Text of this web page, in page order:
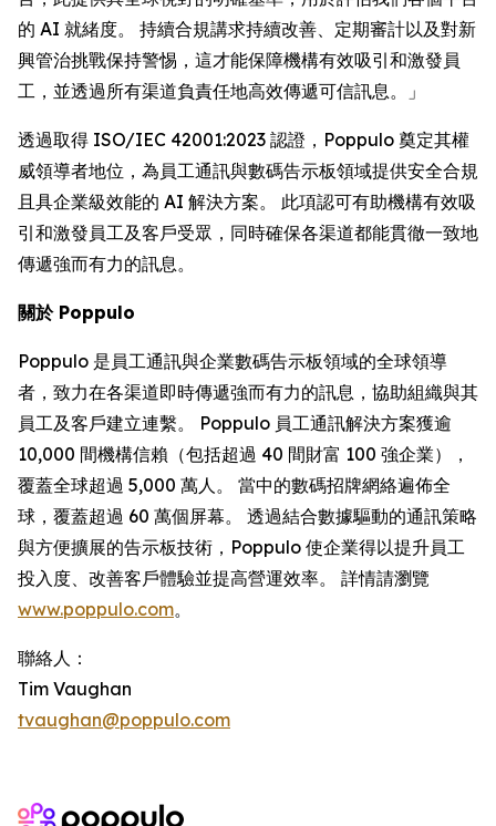
的 AI 就緒度。 持續合規講求持續改善、定期審計以及對新
興管治挑戰保持警惕，這才能保障機構有效吸引和激發員
工，並透過所有渠道負責任地高效傳遞可信訊息。」
透過取得 ISO/IEC 42001:2023 認證，Poppulo 奠定其權
威領導者地位，為員工通訊與數碼告示板領域提供安全合規
且具企業級效能的 AI 解決方案。 此項認可有助機構有效吸
引和激發員工及客戶受眾，同時確保各渠道都能貫徹一致地
傳遞強而有力的訊息。
關於 Poppulo
Poppulo 是員工通訊與企業數碼告示板領域的全球領導
者，致力在各渠道即時傳遞強而有力的訊息，協助組織與其
員工及客戶建立連繫。 Poppulo 員工通訊解決方案獲逾
10,000 間機構信賴（包括超過 40 間財富 100 強企業），
覆蓋全球超過 5,000 萬人。 當中的數碼招牌網絡遍佈全
球，覆蓋超過 60 萬個屏幕。 透過結合數據驅動的通訊策略
與方便擴展的告示板技術，Poppulo 使企業得以提升員工
投入度、改善客戶體驗並提高營運效率。 詳情請瀏覽
www.poppulo.com。
聯絡人：
Tim Vaughan
tvaughan@poppulo.com